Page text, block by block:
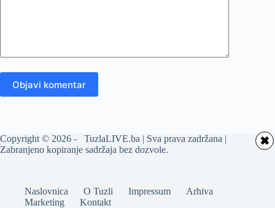
Objavi komentar
Copyright © 2026 - TuzlaLIVE.ba | Sva prava zadržana |
Zabranjeno kopiranje sadržaja bez dozvole.
Naslovnica O Tuzli Impressum
Arhiva
Marketing
Kontakt
✖